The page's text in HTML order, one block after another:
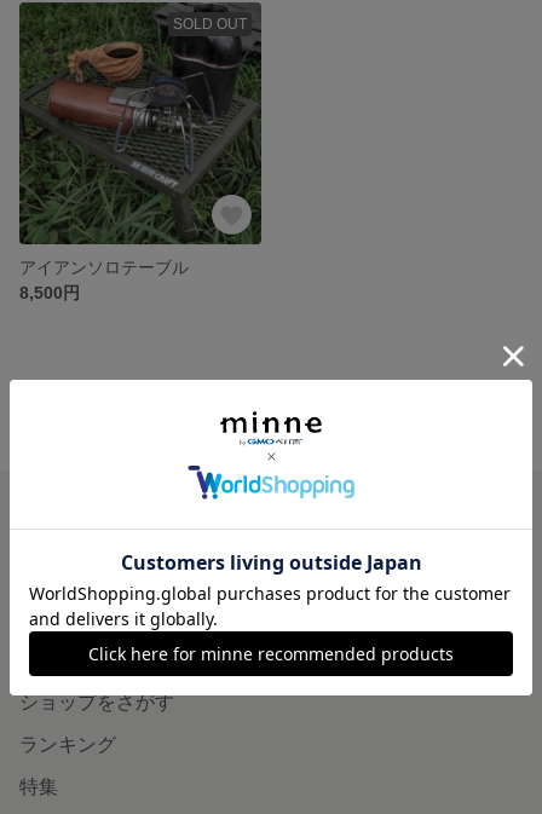
SOLD OUT
アイアンソロテーブル
8,500円
SKIRONCRAFT'S GALLERY の作品一覧
minneを知る
minneについて
minneで買いたい
作品をさがす
ショップをさがす
ランキング
特集